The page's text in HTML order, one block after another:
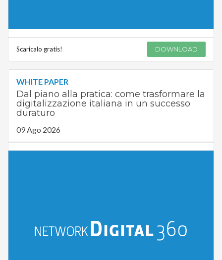
Scaricalo gratis! DOWNLOAD
WHITE PAPER
Dal piano alla pratica: come trasformare la
digitalizzazione italiana in un successo
duraturo
09 Ago 2026